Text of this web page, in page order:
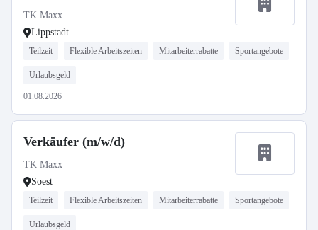
TK Maxx
Lippstadt
Teilzeit Flexible Arbeitszeiten Mitarbeiterrabatte Sportangebote
Urlaubsgeld
01.08.2026
Verkäufer (m/w/d)
TK Maxx
Soest
Teilzeit Flexible Arbeitszeiten Mitarbeiterrabatte Sportangebote
Urlaubsgeld